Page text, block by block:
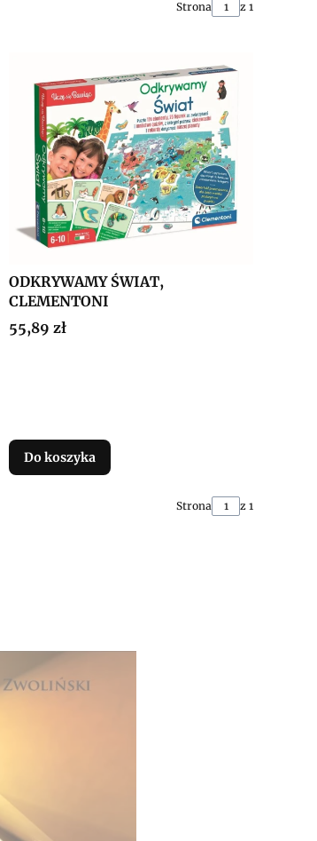
Strona z 1
ODKRYWAMY ŚWIAT,
CLEMENTONI
Cena
55,89 zł
Do koszyka
Strona z 1